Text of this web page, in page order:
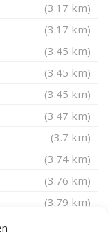
(3.17 km)
(3.17 km)
(3.45 km)
(3.45 km)
(3.45 km)
(3.47 km)
(3.7 km)
(3.74 km)
(3.76 km)
(3.79 km)